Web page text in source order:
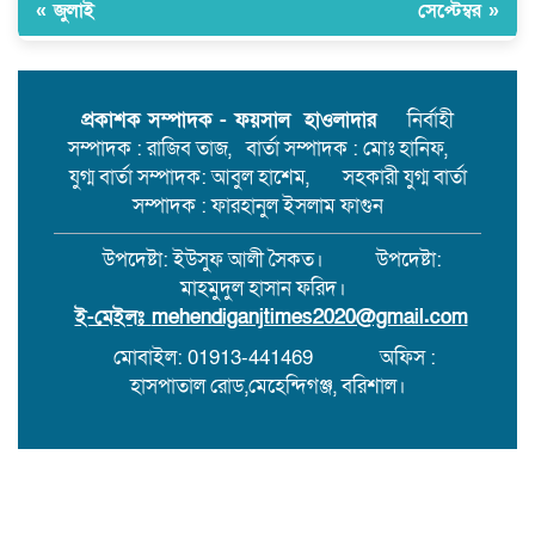
কোনো সময় ঘটতে পারে বড় রকমের
সংঘর্ষ।
খেলাকে কেন্দ্র করে হাতুড়ি পেটায়
একজন নিহত,ঘাতক আটক
« জুলাই সেপ্টেম্বর »
প্রকাশক সম্পাদক - ফয়সাল হাওলাদার
নির্বাহী
সম্পাদক : রাজিব তাজ, বার্তা সম্পাদক : মোঃ হানিফ,
যুগ্ম বার্তা সম্পাদক: আবুল হাশেম, সহকারী যুগ্ম বার্তা
সম্পাদক : ফারহানুল ইসলাম ফাগুন
উপদেষ্টা: ইউসুফ আলী সৈকত। উপদেষ্টা:
মাহমুদুল হাসান ফরিদ।
ই-মেইলঃ mehendiganjtimes2020@gmail.com
মোবাইল: 01913-441469
অফিস :
হাসপাতাল রোড,মেহেন্দিগঞ্জ, বরিশাল।